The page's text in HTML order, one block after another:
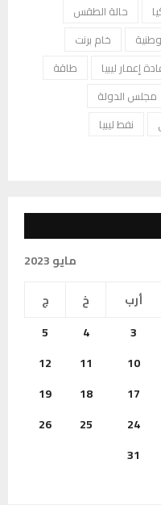
حالة الطقس
خام برنت
إعمار ليبيا
طاقة
مجلس الدولة
نفط ليبيا
مايو 2023
أرب خ
ج
3
4
5
10
11
12
17
18
19
24
25
26
31